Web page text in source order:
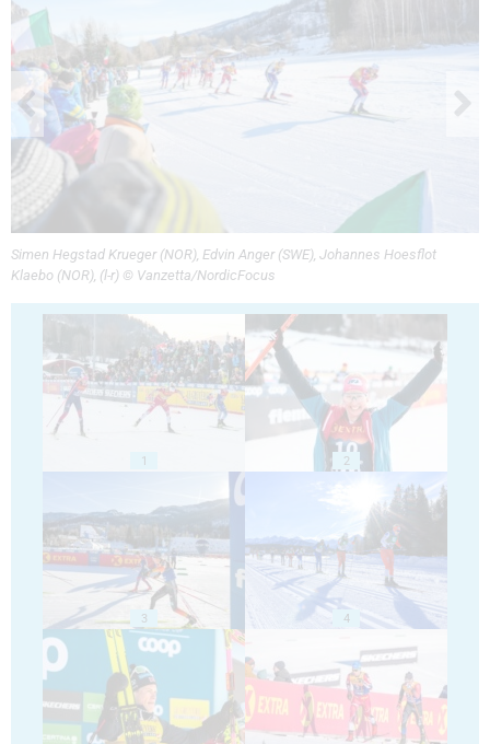
Simen Hegstad Krueger (NOR), Edvin Anger (SWE), Johannes Hoesflot
Klaebo (NOR), (l-r) © Vanzetta/NordicFocus
1 2
3 4